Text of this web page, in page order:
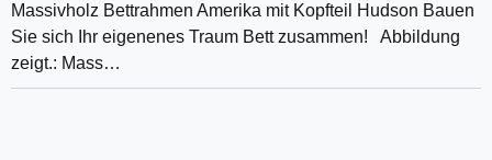
Massivholz Bettrahmen Amerika mit Kopfteil Hudson Bauen
Sie sich Ihr eigenenes Traum Bett zusammen! Abbildung
zeigt.: Mass…